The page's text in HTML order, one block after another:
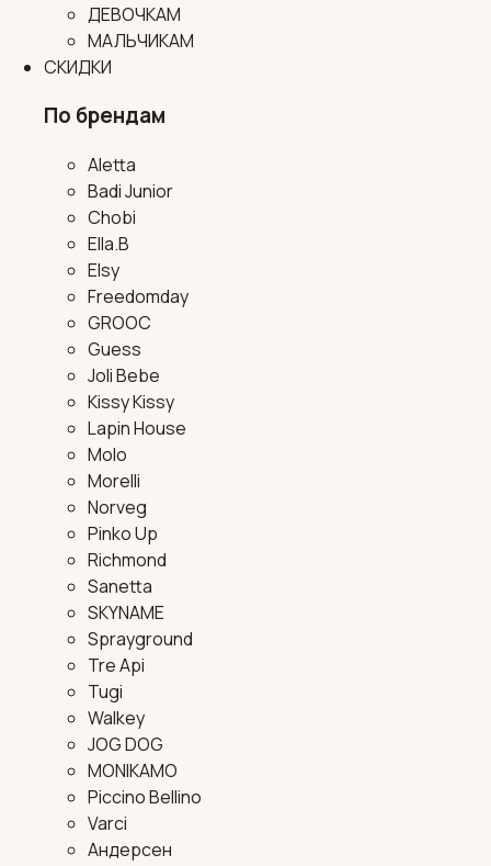
ДЕВОЧКАМ
МАЛЬЧИКАМ
СКИДКИ
По брендам
Aletta
Badi Junior
Chobi
Ella.B
Elsy
Freedomday
GROOC
Guess
Joli Bebe
Kissy Kissy
Lapin House
Molo
Morelli
Norveg
Pinko Up
Richmond
Sanetta
SKYNAME
Sprayground
Tre Api
Tugi
Walkey
JOG DOG
MONIKAMO
Piccino Bellino
Varci
Андерсен